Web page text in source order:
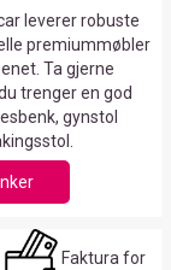
leverer robuste
premiummøbler
Ta gjerne
trenger en god
gynstol
Faktura for